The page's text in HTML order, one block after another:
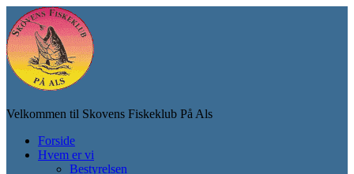
Skip
to
main
content
Velkommen til Skovens Fiskeklub På Als
Toggle
mobile
Forside
Hvem er vi
Bestyrelsen